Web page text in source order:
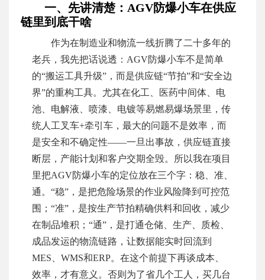
一、先讲清楚：AGV防爆小车在供应
链里到底干啥
作为在制造业和物流一线折腾了二十多年的
老兵，我先把话说透：AGV防爆小车不是简单
的“搬运工具升级”，而是供应链“节拍”和“安全边
界”的重构工具。尤其在化工、医药中间体、电
池、电解液、喷漆、电镀等易燃易爆场景里，传
统人工叉车+牵引车，最大的问题不是效率，而
是安全和不确定性——一旦出事故，供应链直接
断层，产能计划和客户交期全毁。所以我在项目
里把AGV防爆小车的定位放在三个字：稳、准、
通。“稳”，是把危险场景的作业风险降到可控范
围；“准”，是按生产节拍精确供料和回收，减少
在制品堆积；“通”，是打通仓储、生产、质检、
成品发运的物流链路，让数据能实时回流到
MES、WMS和ERP。在这个前提下再谈成本、
效率，才有意义。否则为了省几个工人，买几台